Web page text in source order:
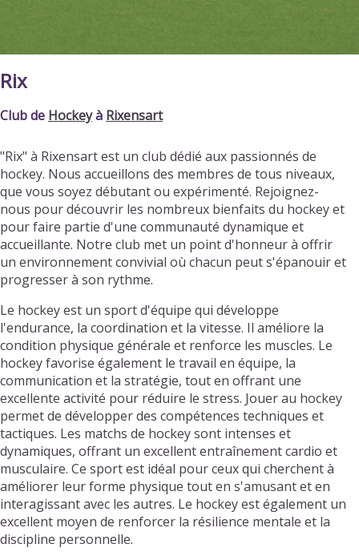
Rix
Club de Hockeyà Rixensart
"Rix" à Rixensart est un club dédié aux passionnés de
hockey. Nous accueillons des membres de tous niveaux,
que vous soyez débutant ou expérimenté. Rejoignez-
nous pour découvrir les nombreux bienfaits du hockey et
pour faire partie d'une communauté dynamique et
accueillante. Notre club met un point d'honneur à offrir
un environnement convivial où chacun peut s'épanouir et
progresser à son rythme.
Le hockey est un sport d'équipe qui développe
l'endurance, la coordination et la vitesse. Il améliore la
condition physique générale et renforce les muscles. Le
hockey favorise également le travail en équipe, la
communication et la stratégie, tout en offrant une
excellente activité pour réduire le stress. Jouer au hockey
permet de développer des compétences techniques et
tactiques. Les matchs de hockey sont intenses et
dynamiques, offrant un excellent entraînement cardio et
musculaire. Ce sport est idéal pour ceux qui cherchent à
améliorer leur forme physique tout en s'amusant et en
interagissant avec les autres. Le hockey est également un
excellent moyen de renforcer la résilience mentale et la
discipline personnelle.